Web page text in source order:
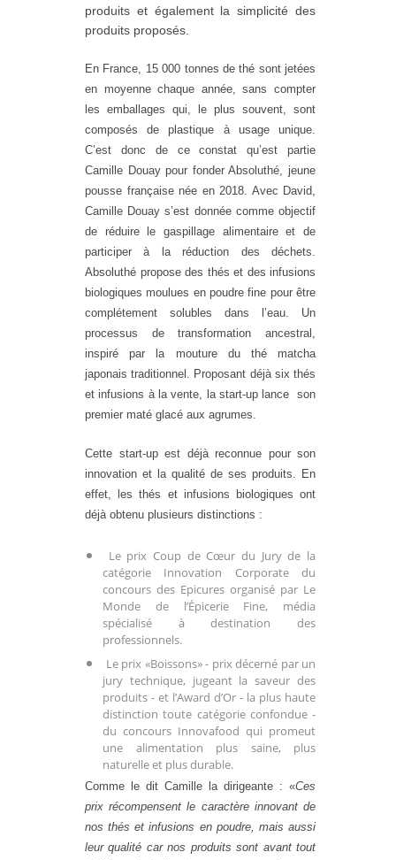
produits et également la simplicité des
produits proposés.
En France, 15 000 tonnes dethé sont jetées
en moyenne chaque année, sans compter
les emballages qui, le plus souvent, sont
composés de plastique à usage unique.
C’est donc de ce constat qu’est partie
Camille Douay pour fonder Absoluthé, jeune
pousse française née en 2018. Avec David,
Camille Douay s’est donnée comme objectif
de réduire le gaspillage alimentaire et de
participer à la réduction des déchets.
Absoluthé propose des thés et des infusions
biologiques moulues en poudre fine pour être
complétement solubles dans l’eau. Un
processus de transformation ancestral,
inspiré par la mouture du thématcha
japonais traditionnel. Proposant déjà six thés
et infusions à la vente, la start-up lance son
premier maté glacé aux agrumes.
Cette start-up est déjà reconnue pour son
innovation et la qualité de ses produits. En
effet, les thés et infusions biologiques ont
déjà obtenu plusieurs distinctions :
Le prix Coup de Cœur du Jury de la
catégorie Innovation Corporate du
concours des Epicures organisé par Le
Monde de l’Épicerie Fine, média
spécialisé à destination des
professionnels.
Le prix «Boissons» - prix décerné par un
jury technique, jugeant la saveur des
produits - et l’Award d’Or - la plus haute
distinction toute catégorie confondue -
du concours Innovafood qui promeut
une alimentation plus saine, plus
naturelle et plus durable.
Comme le dit Camille la dirigeante : «Ces
prix récompensent le caractère innovant de
nosthés et infusions en poudre, mais aussi
leur qualité car nos produits sont avant tout